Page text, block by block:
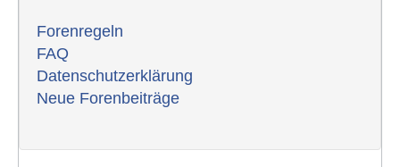
Forenregeln
FAQ
Datenschutzerklärung
Neue Forenbeiträge